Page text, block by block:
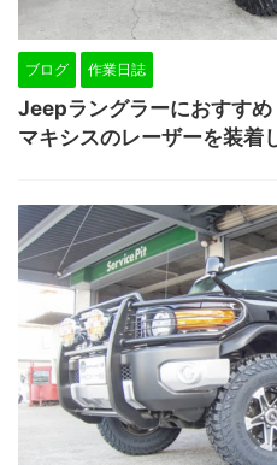
ブログ 作業日誌
Jeepラングラーにおすす
マキシスのレーザーを装着